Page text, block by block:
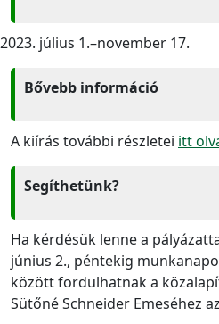
július 1.–november 17.
Bővebb információ
A kiírás további részletei itt
Segíthetünk?
Ha kérdésük lenne a
június 2., péntekig
között fordulhatnak a
Sütőné Schneider Emeséhez